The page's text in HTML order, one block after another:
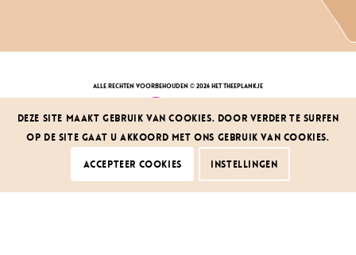
alle rechten voorbehouden © 2026 Het Theeplankje
privacy policy|algemene voorwaarden
klachten & herroepingsrecht|service
Deze site maakt gebruik van cookies. Door verder te surfen
op de site gaat u akkoord met ons gebruik van cookies.
Accepteer cookies Instellingen